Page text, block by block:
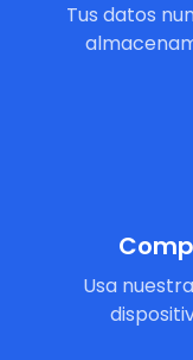
Tus datos
Usa